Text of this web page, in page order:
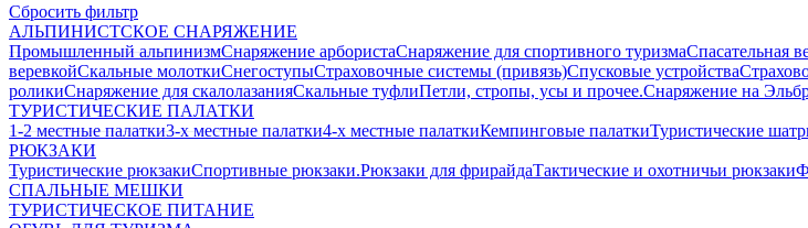
Сбросить фильтр
АЛЬПИНИСТСКОЕ СНАРЯЖЕНИЕ
Промышленный альпинизмСнаряжение арбористаСнаряжение для спортивного туризмаСпасательная
веревкойСкальные молоткиСнегоступыСтраховочные системы (привязь)Спусковые устройства
роликиСнаряжение для скалолазанияСкальные туфлиПетли, стропы, усы и прочее.Снаряжение на
ТУРИСТИЧЕСКИЕ ПАЛАТКИ
1-2 местные палатки3-х местные палатки4-х местные палаткиКемпинговые палаткиТуристические
РЮКЗАКИ
Туристические рюкзакиСпортивные рюкзаки.Рюкзаки для фрирайдаТактические и охотничьи рюкзаки
СПАЛЬНЫЕ МЕШКИ
ТУРИСТИЧЕСКОЕ ПИТАНИЕ